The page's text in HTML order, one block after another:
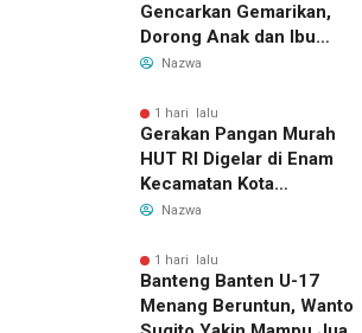
Gencarkan Gemarikan,
Dorong Anak dan Ibu
Hamil Penuhi Protein
Nazwa
1 hari lalu
Gerakan Pangan Murah
HUT RI Digelar di Enam
Kecamatan Kota
Tangerang, Catat
Nazwa
1 hari lalu
Banteng Banten U-17
Menang Beruntun, Wanto